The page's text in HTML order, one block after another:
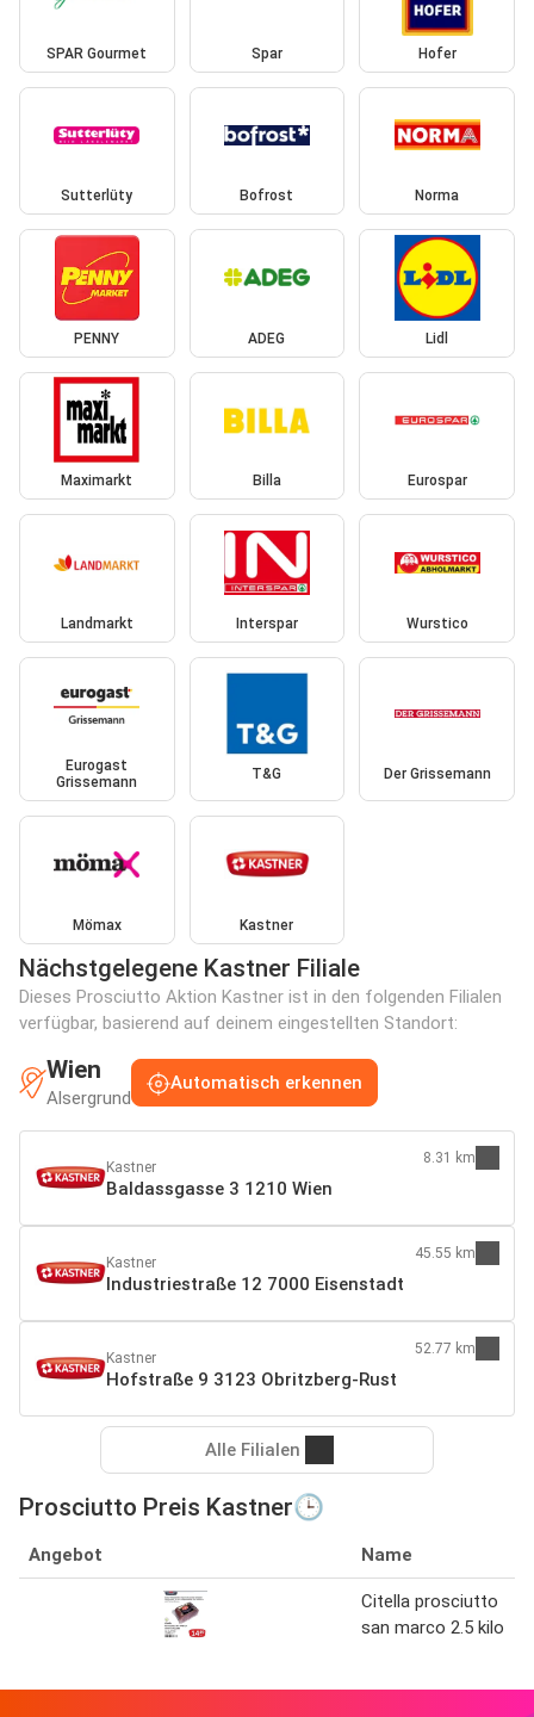
SPAR Gourmet Spar Hofer
Sutterlüty Bofrost Norma
PENNY ADEG Lidl
Maximarkt Billa Eurospar
Landmarkt Interspar Wurstico
Eurogast
Grissemann
T&G Der Grissemann
Mömax Kastner
Nächstgelegene Kastner Filiale
Dieses Prosciutto Aktion Kastner ist in den folgenden Filialen
verfügbar, basierend auf deinem eingestellten Standort:
Wien
Alsergrund
Automatisch erkennen
Kastner
Baldassgasse 3 1210 Wien
8.31 km
Kastner
Industriestraße 12 7000 Eisenstadt
45.55 km
Kastner
Hofstraße 9 3123 Obritzberg-Rust
52.77 km
Alle Filialen
Prosciutto Preis Kastner🕒
Angebot Name
Citella prosciutto
san marco 2.5 kilo